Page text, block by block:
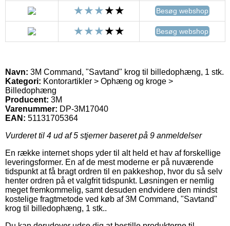
Besøg webshop
Besøg webshop
Navn: 3M Command, "Savtand" krog til billedophæng, 1 stk.
Kategori: Kontorartikler > Ophæng og kroge >
Billedophæng
Producent: 3M
Varenummer: DP-3M17040
EAN: 51131705364
Vurderet til 4 ud af 5 stjerner baseret på 9 anmeldelser
En række internet shops yder til alt held et hav af forskellige
leveringsformer. En af de mest moderne er på nuværende
tidspunkt at få bragt ordren til en pakkeshop, hvor du så selv
henter ordren på et valgfrit tidspunkt. Løsningen er nemlig
meget fremkommelig, samt desuden endvidere den mindst
kostelige fragtmetode ved køb af 3M Command, "Savtand"
krog til billedophæng, 1 stk..